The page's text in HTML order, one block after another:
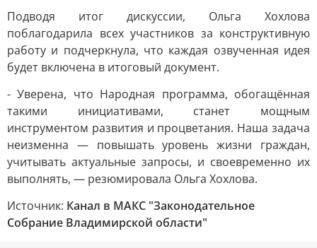
Подводя итог дискуссии, Ольга Хохлова
поблагодарила всех участников за конструктивную
работу и подчеркнула, что каждая озвученная идея
будет включена в итоговый документ.
- Уверена, что Народная программа, обогащённая
такими инициативами, станет мощным
инструментом развития и процветания. Наша задача
неизменна — повышать уровень жизни граждан,
учитывать актуальные запросы, и своевременно их
выполнять, — резюмировала Ольга Хохлова.
Источник: Канал в МАКС "Законодательное
Собрание Владимирской области"